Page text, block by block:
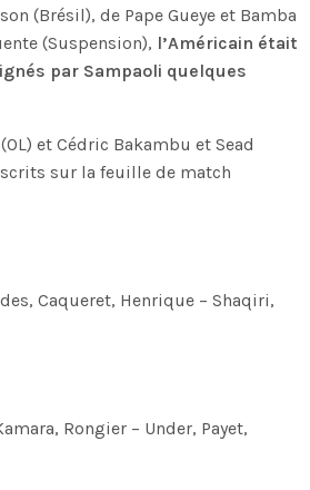
(Brésil), de Pape Gueye et Bamba
(Suspension), l’Américain était
par Sampaoli quelques
et Cédric Bakambu et Sead
sur la feuille de match
Caqueret, Henrique – Shaqiri,
Rongier – Under, Payet,